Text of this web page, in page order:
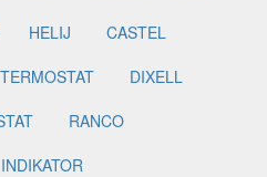
HELIJ
CASTEL
TERMOSTAT
DIXELL
RANCO
INDIKATOR